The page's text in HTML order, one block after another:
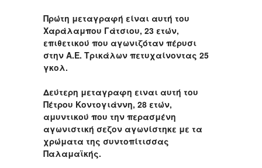
Πρώτη μεταγραφή είναι αυτή του
Χαράλαμπου Γάτσιου, 23 ετών,
επιθετικού που αγωνιζόταν πέρυσι
στην Α.Ε. Τρικάλων πετυχαίνοντας 25
γκολ.
Δεύτερη μεταγραφη ειναι αυτή του
Πέτρου Κοντογιάννη, 28 ετών,
αμυντικού που την περασμένη
αγωνιστική σεζον αγωνίστηκε με τα
χρώματα της συντοπίτισσας
Παλαμαϊκής.